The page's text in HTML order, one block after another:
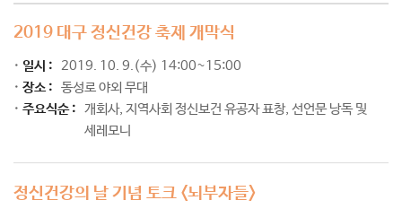
2019 대구 정신건강 축제 개막식
일시 :
2019. 10. 9.(수) 14:00~15:00
장소 :
동성로 야외 무대
주요식순 :
개회사, 지역사회 정신보건 유공자 표창, 선언문 낭독 및
세레모니
정신건강의 날 기념 토크 <뇌부자들>